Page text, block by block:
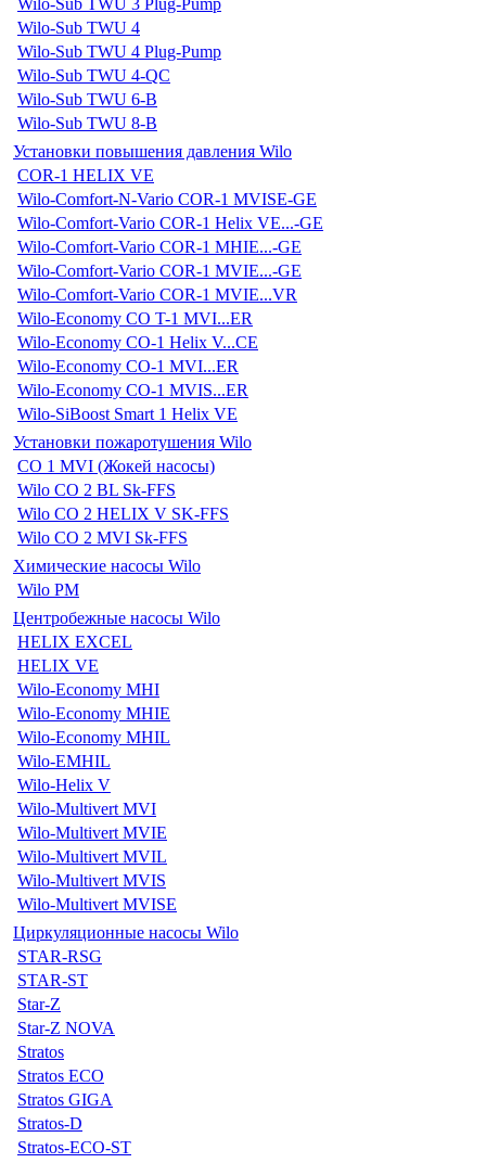
Wilo-Sub TWU 4
Wilo-Sub TWU 4 Plug-Pump
Wilo-Sub TWU 4-QC
Wilo-Sub TWU 6-B
Wilo-Sub TWU 8-B
Установки повышения давления Wilo
COR-1 HELIX VE
Wilo-Comfort-N-Vario COR-1 MVISE-GE
Wilo-Comfort-Vario COR-1 Helix VE...-GE
Wilo-Comfort-Vario COR-1 MHIE...-GE
Wilo-Comfort-Vario COR-1 MVIE...-GE
Wilo-Comfort-Vario COR-1 MVIE...VR
Wilo-Economy CO T-1 MVI...ER
Wilo-Economy CO-1 Helix V...CE
Wilo-Economy CO-1 MVI...ER
Wilo-Economy CO-1 MVIS...ER
Wilo-SiBoost Smart 1 Helix VE
Установки пожаротушения Wilo
CO 1 MVI (Жокей насосы)
Wilo CO 2 BL Sk-FFS
Wilo CO 2 HELIX V SK-FFS
Wilo CO 2 MVI Sk-FFS
Химические насосы Wilo
Wilo PM
Центробежные насосы Wilo
HELIX EXCEL
HELIX VE
Wilo-Economy MHI
Wilo-Economy MHIE
Wilo-Economy MHIL
Wilo-EMHIL
Wilo-Helix V
Wilo-Multivert MVI
Wilo-Multivert MVIE
Wilo-Multivert MVIL
Wilo-Multivert MVIS
Wilo-Multivert MVISE
Циркуляционные насосы Wilo
STAR-RSG
STAR-ST
Star-Z
Star-Z NOVA
Stratos
Stratos ECO
Stratos GIGA
Stratos-D
Stratos-ECO-ST